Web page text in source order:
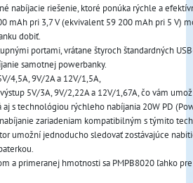
nabíjacie riešenie, ktoré ponúka rýchle a
mAh pri 3,7 V (ekvivalent 59 200 mAh pri 5
dobiť.
portami, vrátane štyroch štandardných
samotnej powerbanky.
4,5A, 9V/2A a 12V/1,5A,
5V/3A, 9V/2,22A a 12V/1,67A, čo vám
s technológiou rýchleho nabíjania 20W PD
zariadeniam kompatibilným s týmito
umožní jednoducho sledovať zostávajúce
a primeranej hmotnosti sa PMPB8020 ľahko